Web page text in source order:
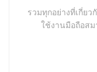
รวมทุกอย่างที่เกี่ย
ใช้งานมือถือส